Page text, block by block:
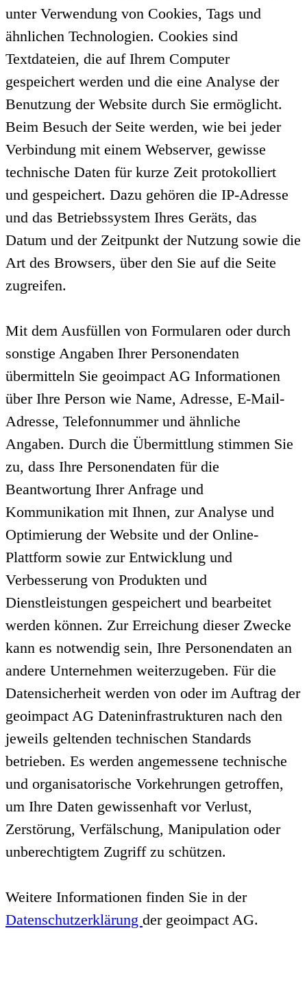
unter Verwendung von Cookies, Tags und
ähnlichen Technologien. Cookies sind
Textdateien, die auf Ihrem Computer
gespeichert werden und die eine Analyse der
Benutzung der Website durch Sie ermöglicht.
Beim Besuch der Seite werden, wie bei jeder
Verbindung mit einem Webserver, gewisse
technische Daten für kurze Zeit protokolliert
und gespeichert. Dazu gehören die IP-Adresse
und das Betriebssystem Ihres Geräts, das
Datum und der Zeitpunkt der Nutzung sowie die
Art des Browsers, über den Sie auf die Seite
zugreifen.
Mit dem Ausfüllen von Formularen oder durch
sonstige Angaben Ihrer Personendaten
übermitteln Sie geoimpact AG Informationen
über Ihre Person wie Name, Adresse, E-Mail-
Adresse, Telefonnummer und ähnliche
Angaben. Durch die Übermittlung stimmen Sie
zu, dass Ihre Personendaten für die
Beantwortung Ihrer Anfrage und
Kommunikation mit Ihnen, zur Analyse und
Optimierung der Website und der Online-
Plattform sowie zur Entwicklung und
Verbesserung von Produkten und
Dienstleistungen gespeichert und bearbeitet
werden können. Zur Erreichung dieser Zwecke
kann es notwendig sein, Ihre Personendaten an
andere Unternehmen weiterzugeben. Für die
Datensicherheit werden von oder im Auftrag der
geoimpact AG Dateninfrastrukturen nach den
jeweils geltenden technischen Standards
betrieben. Es werden angemessene technische
und organisatorische Vorkehrungen getroffen,
um Ihre Daten gewissenhaft vor Verlust,
Zerstörung, Verfälschung, Manipulation oder
unberechtigtem Zugriff zu schützen.
Weitere Informationen finden Sie in der
Datenschutzerklärung der geoimpact AG.